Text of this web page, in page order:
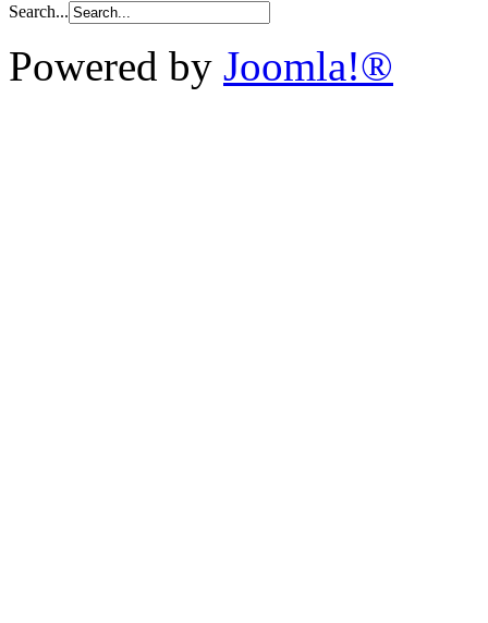
Search...
Powered by Joomla!®